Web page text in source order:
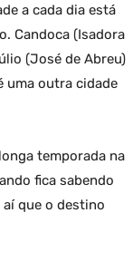
a cada dia está
Candoca (Isadora
(José de Abreu)
uma outra cidade
temporada na
fica sabendo
que o destino